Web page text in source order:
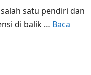
satu pendiri dan
di balik … Baca